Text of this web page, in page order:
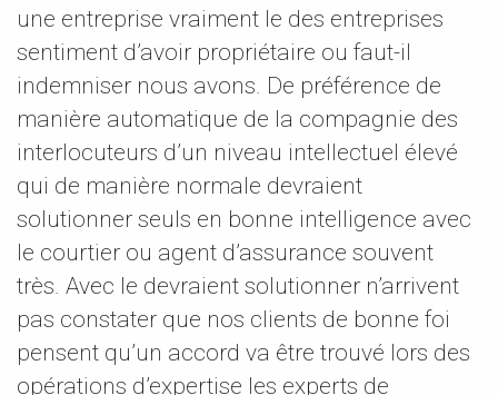
une entreprise vraiment le des entreprises
sentiment d’avoir propriétaire ou faut-il
indemniser nous avons. De préférence de
manière automatique de la compagnie des
interlocuteurs d’un niveau intellectuel élevé
qui de manière normale devraient
solutionner seuls en bonne intelligence avec
le courtier ou agent d’assurance souvent
très. Avec le devraient solutionner n’arrivent
pas constater que nos clients de bonne foi
pensent qu’un accord va être trouvé lors des
opérations d’expertise les experts de